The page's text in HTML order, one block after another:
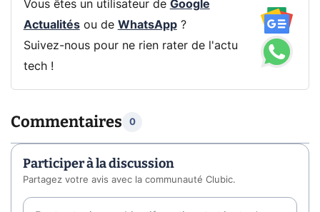
Vous êtes un utilisateur de Google
Actualitésou de WhatsApp?
Suivez-nous pour ne rien rater de l'actu
tech !
Commentaires 0
Participer à la discussion
Partagez votre avis avec la communauté Clubic.